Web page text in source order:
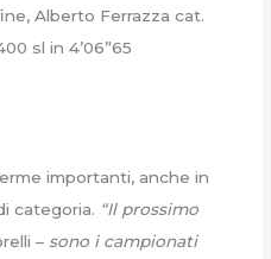
Alberto Ferrazza cat.
sl in 4’06”65
importanti, anche in
categoria. “Il prossimo
– sono i campionati